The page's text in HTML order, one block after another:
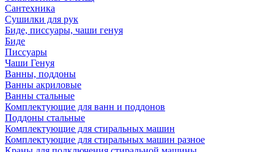
Сантехника
Сушилки для рук
Биде, писсуары, чаши генуя
Биде
Писсуары
Чаши Генуя
Ванны, поддоны
Ванны акриловые
Ванны стальные
Комплектующие для ванн и поддонов
Поддоны стальные
Комплектующие для стиральных машин
Комплектующие для стиральных машин разное